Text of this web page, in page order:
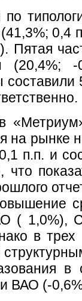
по
0,4
Пятая
(20,4%;
на рынке
п.п. и
( 1,0%),
в трех
в
ВАО (-